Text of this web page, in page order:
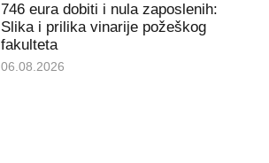
746 eura dobiti i nula zaposlenih:
Slika i prilika vinarije požeškog
fakulteta
06.08.2026